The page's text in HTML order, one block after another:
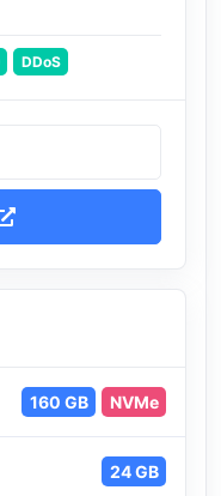
DDoS
160 GB NVMe
24 GB